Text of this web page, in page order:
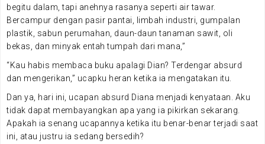
begitu dalam, tapi anehnya rasanya seperti air tawar.
Bercampur dengan pasir pantai, limbah industri, gumpalan
plastik, sabun perumahan, daun-daun tanaman sawit, oli
bekas, dan minyak entah tumpah dari mana,”
“Kau habis membaca buku apalagi Dian? Terdengar absurd
dan mengerikan,” ucapku heran ketika ia mengatakan itu.
Dan ya, hari ini, ucapan absurd Diana menjadi kenyataan. Aku
tidak dapat membayangkan apa yang ia pikirkan sekarang.
Apakah ia senang ucapannya ketika itu benar-benar terjadi saat
ini, atau justru ia sedang bersedih?